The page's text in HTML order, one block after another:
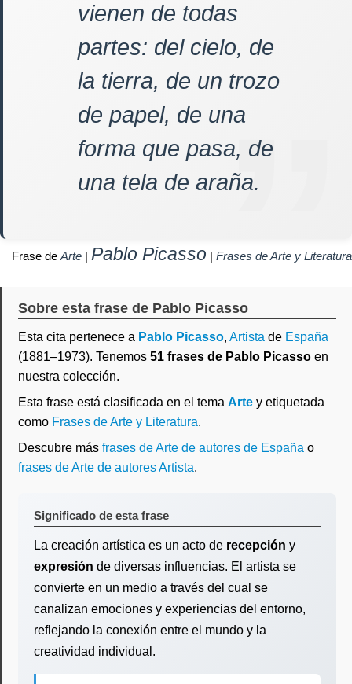
vienen de todas
partes: del cielo, de
la tierra, de un trozo
de papel, de una
forma que pasa, de
una tela de araña.
Frase de Arte | Pablo Picasso | Frases de Arte y Literatura
Sobre esta frase de Pablo Picasso
Esta cita pertenece a Pablo Picasso, Artista de España
(1881–1973). Tenemos 51 frases de Pablo Picasso en
nuestra colección.
Esta frase está clasificada en el tema Arte y etiquetada
como Frases de Arte y Literatura.
Descubre más frases de Arte de autores de España o
frases de Arte de autores Artista.
Significado de esta frase
La creación artística es un acto de recepción y
expresión de diversas influencias. El artista se
convierte en un medio a través del cual se
canalizan emociones y experiencias del entorno,
reflejando la conexión entre el mundo y la
creatividad individual.